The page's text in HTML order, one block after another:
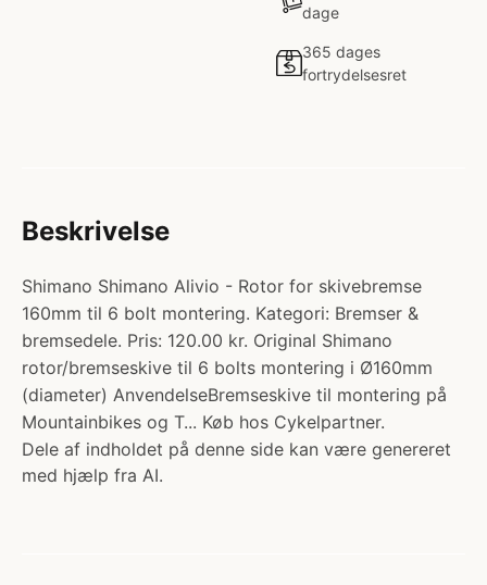
dage
365 dages
fortrydelsesret
Beskrivelse
Shimano Shimano Alivio - Rotor for skivebremse
160mm til 6 bolt montering. Kategori: Bremser &
bremsedele. Pris: 120.00 kr. Original Shimano
rotor/bremseskive til 6 bolts montering i Ø160mm
(diameter) AnvendelseBremseskive til montering på
Mountainbikes og T... Køb hos Cykelpartner.
Dele af indholdet på denne side kan være genereret
med hjælp fra AI.